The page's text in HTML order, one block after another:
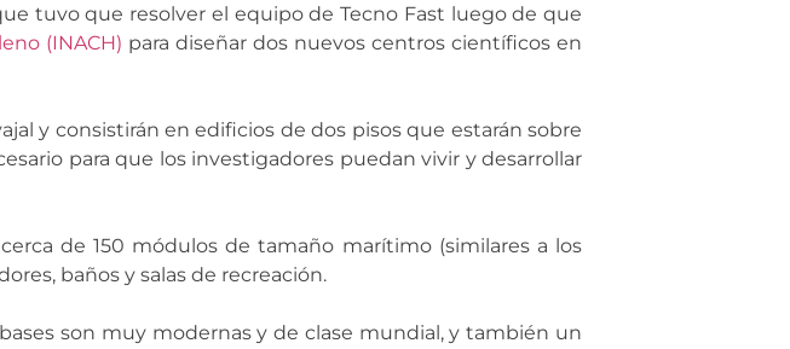
tuvo que resolver el equipo de Tecno Fast luego de que
(INACH) para diseñar dos nuevos centros científicos en
y consistirán en edificios de dos pisos que estarán sobre
para que los investigadores puedan vivir y desarrollar
de 150 módulos de tamaño marítimo (similares a los
baños y salas de recreación.
son muy modernas y de clase mundial, y también un